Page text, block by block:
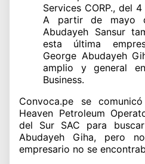
Services CORP., del
A partir de mayo
Abudayeh Sansur
esta última
George Abudayeh
amplio y general
Business.
Convoca.pe se
Heaven Petroleum
del Sur SAC para
Abudayeh Giha, pero
empresario no se